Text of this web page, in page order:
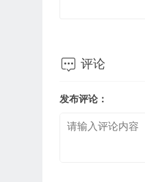
 评论
发布评论：